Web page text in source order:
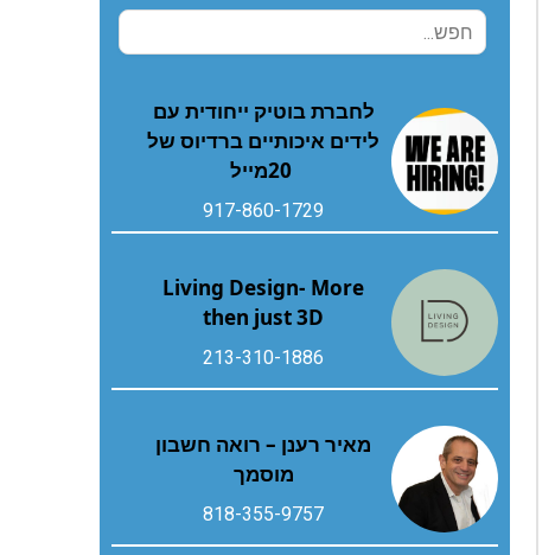
‬20‭ ‬מייל
917-860-1729
Living Design- More
then just 3D
213-310-1886
מאיר רענן – רואה חשבון
מוסמך
818-355-9757